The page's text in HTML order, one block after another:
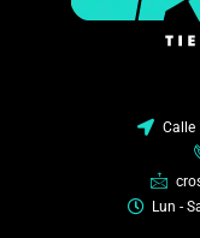
Calle
Lun -